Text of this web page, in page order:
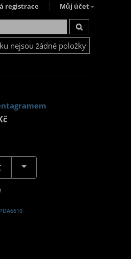
registrace Můj účet
nejsou žádné položky